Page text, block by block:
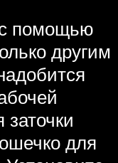
помощью
другим
для